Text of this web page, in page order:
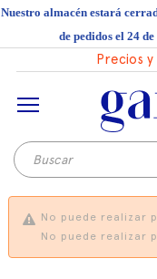
Nuestro almacén estará
de pedidos el 24
Precios
No puede realizar
No puede realizar